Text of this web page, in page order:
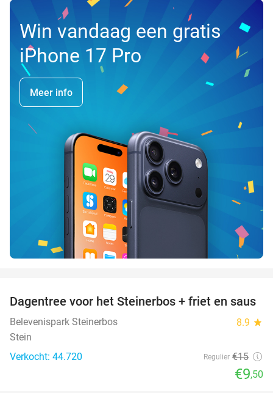
Win vandaag een gratis
iPhone 17 Pro
Meer info
37%
Dagentree voor het Steinerbos + friet en saus
Belevenispark Steinerbos 8.9 star
Stein
Verkocht: 44.720
Regulier €15
€9,50